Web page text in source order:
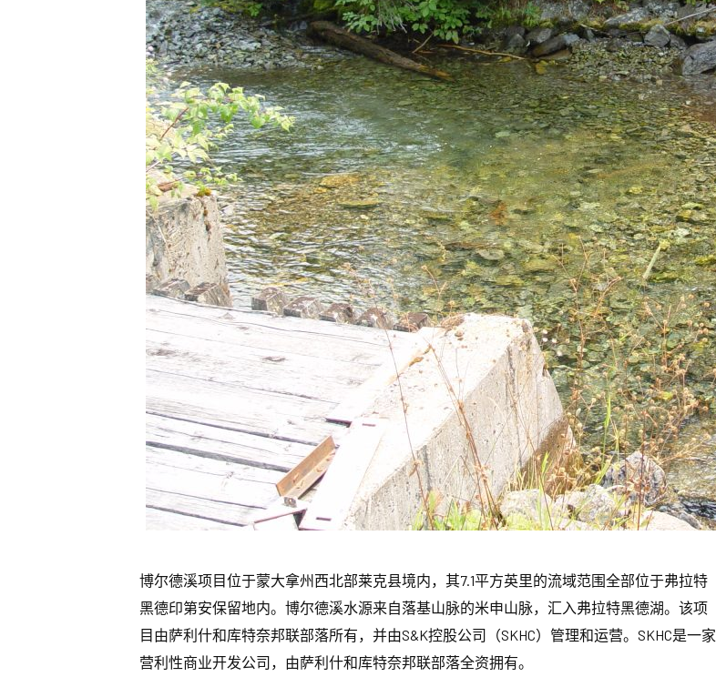
博尔德溪项目位于蒙大拿州西北部莱克县境内，其7.1平方英里的流域范围全部位于弗拉特
黑德印第安保留地内。博尔德溪水源来自落基山脉的米申山脉，汇入弗拉特黑德湖。该项
目由萨利什和库特奈邦联部落所有，并由S&K控股公司（SKHC）管理和运营。SKHC是一家
营利性商业开发公司，由萨利什和库特奈邦联部落全资拥有。